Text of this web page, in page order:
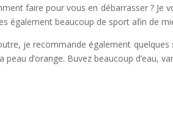
pour vous en débarrasser ? Je
également beaucoup de sport afin de
recommande également quelques
peau d’orange. Buvez beaucoup d’eau,